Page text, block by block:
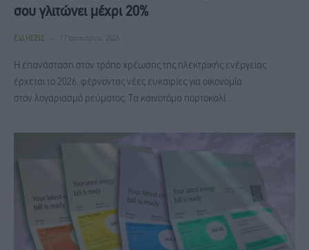
σου γλιτώνει μέχρι 20%
ΕΙΔΉΣΕΙΣ 17 Ιανουαρίου, 2026
Η επανάσταση στον τρόπο χρέωσης της ηλεκτρικής ενέργειας
έρχεται το 2026, φέρνοντας νέες ευκαιρίες για οικονομία
στον λογαριασμό ρεύματος. Τα καινοτόμα πορτοκαλί…